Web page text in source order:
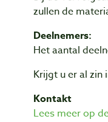
zullen de
Deelnemers:
Het aantal
Krijgt u er al zin
Kontakt
Lees meer op